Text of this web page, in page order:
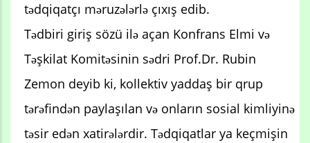
tədqiqatçı məruzələrlə çıxış edib.
Tədbiri giriş sözü ilə açan Konfrans Elmi və
Təşkilat Komitəsinin sədri Prof.Dr. Rubin
Zemon deyib ki, kollektiv yaddaş bir qrup
tərəfindən paylaşılan və onların sosial kimliyinə
təsir edən xatirələrdir. Tədqiqatlar ya keçmişin